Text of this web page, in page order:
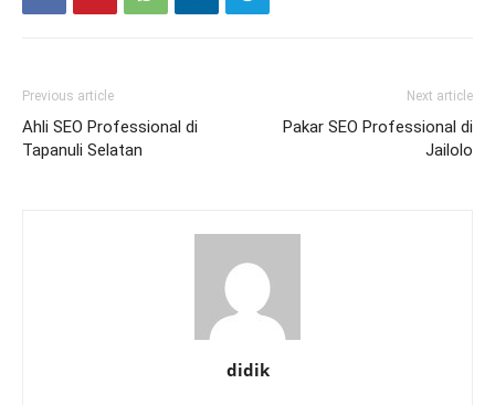
Previous article
Ahli SEO Professional di
Tapanuli Selatan
Next article
Pakar SEO Professional di
Jailolo
didik